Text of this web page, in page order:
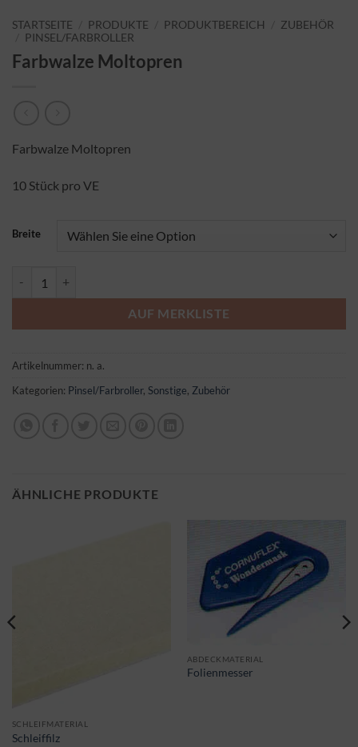
STARTSEITE PRODUKTE PRODUKTBEREICH
ZUBEHÖR
PINSEL/FARBROLLER
Farbwalze Moltopren
Farbwalze Moltopren
10 Stück pro VE
Breite
AUF MERKLISTE
Artikelnummer: n. a.
Kategorien: Pinsel/Farbroller, Sonstige, Zubehör
ÄHNLICHE PRODUKTE
SCHLEIFMATERIAL
Schleiffilz
ABDECKMATERIAL
Folienmesser